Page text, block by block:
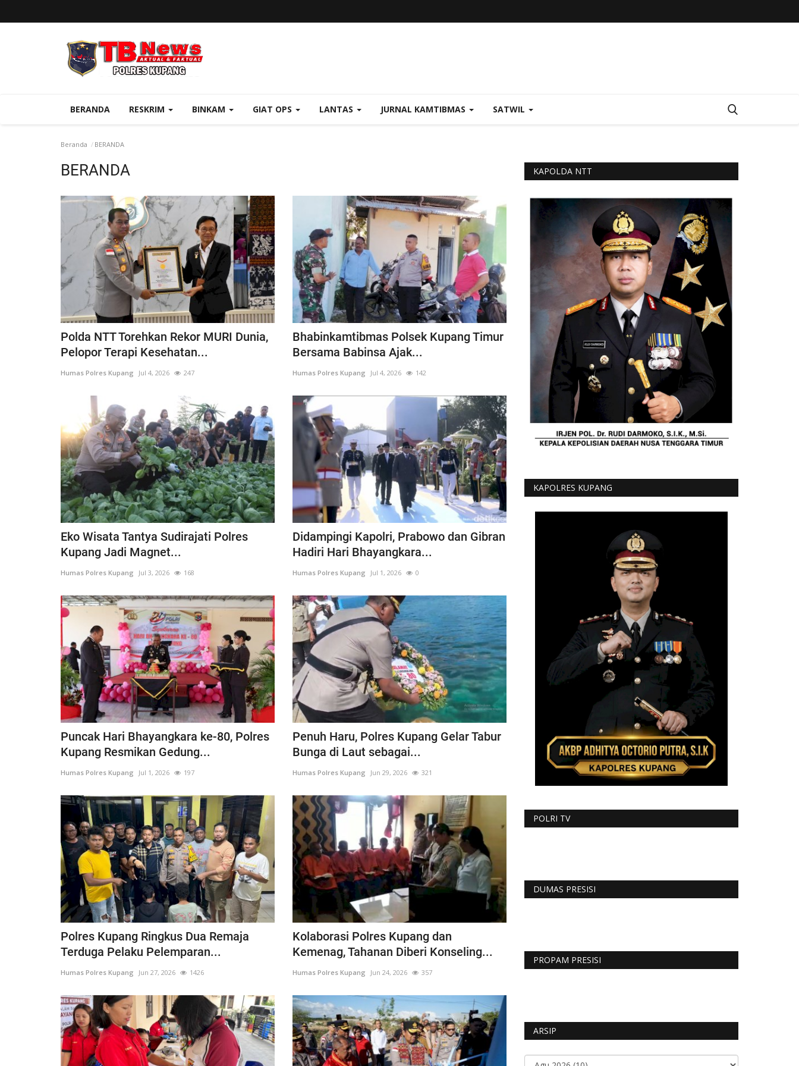
BERANDA RESKRIM BINKAM GIAT OPS LANTAS JURNAL KAMTIBMAS SATWIL
Beranda BERANDA
BERANDA
Polda NTT Torehkan Rekor MURI Dunia,
Pelopor Terapi Kesehatan...
Humas Polres Kupang Jul 4, 2026 247
Bhabinkamtibmas Polsek Kupang Timur
Bersama Babinsa Ajak...
Humas Polres Kupang Jul 4, 2026 142
Eko Wisata Tantya Sudirajati Polres
Kupang Jadi Magnet...
Humas Polres Kupang Jul 3, 2026 168
Didampingi Kapolri, Prabowo dan Gibran
Hadiri Hari Bhayangkara...
Humas Polres Kupang Jul 1, 2026 0
Puncak Hari Bhayangkara ke-80, Polres
Kupang Resmikan Gedung...
Humas Polres Kupang Jul 1, 2026 197
Penuh Haru, Polres Kupang Gelar Tabur
Bunga di Laut sebagai...
Humas Polres Kupang Jun 29, 2026 321
Polres Kupang Ringkus Dua Remaja
Terduga Pelaku Pelemparan...
Humas Polres Kupang Jun 27, 2026 1426
Kolaborasi Polres Kupang dan
Kemenag, Tahanan Diberi Konseling...
Humas Polres Kupang Jun 24, 2026 357
KAPOLDA NTT
KAPOLRES KUPANG
POLRI TV
DUMAS PRESISI
PROPAM PRESISI
ARSIP